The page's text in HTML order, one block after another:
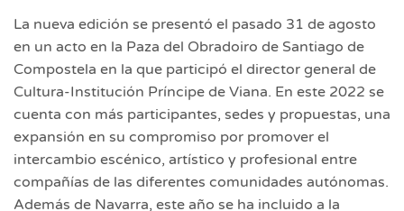
La nueva edición se presentó el pasado 31 de agosto
en un acto en la Paza del Obradoiro de Santiago de
Compostela en la que participó el director general de
Cultura-Institución Príncipe de Viana. En este 2022 se
cuenta con más participantes, sedes y propuestas, una
expansión en su compromiso por promover el
intercambio escénico, artístico y profesional entre
compañías de las diferentes comunidades autónomas.
Además de Navarra, este año se ha incluido a la